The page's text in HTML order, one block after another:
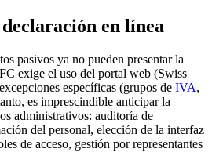
en línea
pasivos ya no pueden presentar la
exige el uso del portal web (Swiss
específicas (grupos de IVA,
es imprescindible anticipar la
administrativos: auditoría de
del personal, elección de la interfaz
de acceso, gestión por representantes